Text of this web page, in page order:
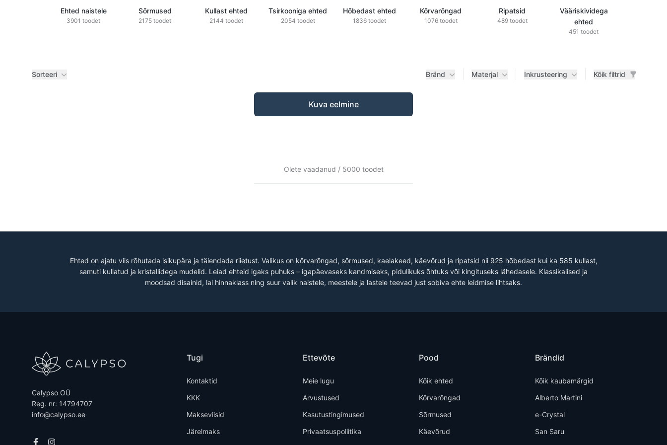
Ehted naistele
3901 toodet
Sõrmused
2175 toodet
Kullast ehted
2144 toodet
Tsirkooniga ehted
2054 toodet
Hõbedast ehted
1836 toodet
Kõrvarõngad
1076 toodet
Ripatsid
489 toodet
Vääriskividega
ehted
451 toodet
Ehted on ajatu viis rõhutada isikupära ja täiendada riietust. Valikus on kõrvarõngad, sõrmused, kaelakeed, käevõrud ja ripatsid nii 925 hõbedast kui ka 585 kullast,
samuti kullatud ja kristallidega mudelid. Leiad ehteid igaks puhuks – igapäevaseks kandmiseks, pidulikuks õhtuks või kingituseks lähedasele. Klassikalised ja
moodsad disainid, lai hinnaklass ning suur valik naistele, meestele ja lastele teevad just sobiva ehte leidmise lihtsaks.
Sorteeri Bränd Materjal Inkrusteering Kõik filtrid
Kuva eelmine
Olete vaadanud / 5000 toodet
Calypso OÜ
Reg. nr: 14794707
info@calypso.ee
Tugi
Kontaktid
KKK
Makseviisid
Järelmaks
Ettevõte
Meie lugu
Arvustused
Kasutustingimused
Privaatsuspoliitika
Pood
Kõik ehted
Kõrvarõngad
Sõrmused
Käevõrud
Brändid
Kõik kaubamärgid
Alberto Martini
e-Crystal
San Saru